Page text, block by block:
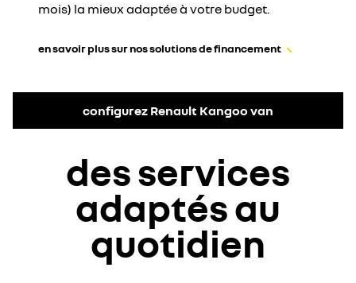
mois) la mieux adaptée à votre budget.
en savoir plus sur nos solutions de financement
configurez Renault Kangoo van
des services
adaptés au
quotidien